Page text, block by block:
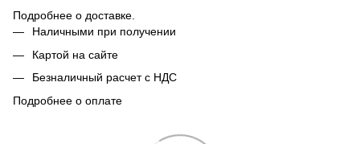
Подробнее о доставке.
Наличными при получении
Картой на сайте
Безналичный расчет с НДС
Подробнее о оплате